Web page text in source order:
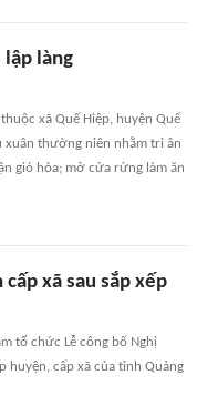
lập làng
xã Quế Hiệp, huyện Quế
xuân thường niên nhằm tri ân
gió hòa; mở cửa rừng làm ăn
xã sau sắp xếp
tổ chức Lễ công bố Nghị
huyện, cấp xã của tỉnh Quảng